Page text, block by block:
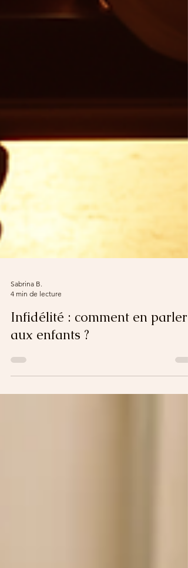
4 min de lecture
Infidélité : comment en parler
aux enfants ?